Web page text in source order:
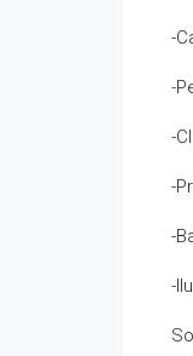
-
-
-
-
-
-